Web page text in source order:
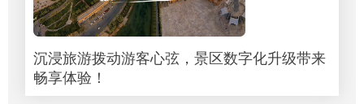
沉浸旅游拨动游客心弦，景区数字化升级带来
畅享体验！